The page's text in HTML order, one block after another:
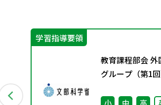
学習指導要領
教育課程部会
グループ（第1